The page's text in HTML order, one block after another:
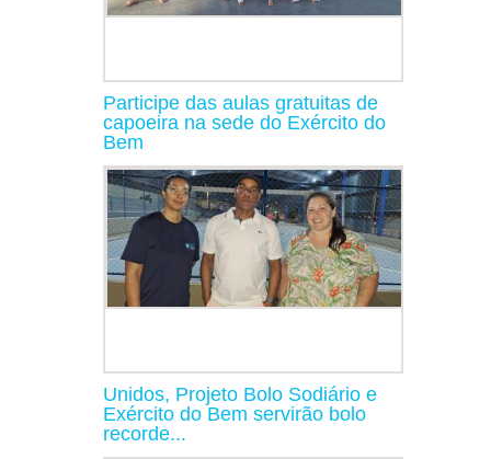
Participe das aulas gratuitas de
capoeira na sede do Exército do
Bem
Unidos, Projeto Bolo Sodiário e
Exército do Bem servirão bolo
recorde...